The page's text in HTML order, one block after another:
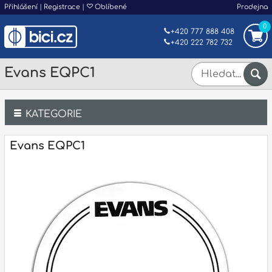
Přihlášení | Registrace | Oblíbené Prodejna
0
+420 777 888 408
+420 222 782 732
Evans EQPC1
KATEGORIE
Bicí
Kytary a strunné nástroje
Příslušenství
Evans EQPC1